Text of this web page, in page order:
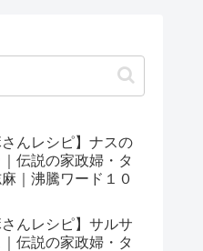
さんレシピ】ナスの
｜伝説の家政婦・タ
｜沸騰ワード１０
さんレシピ】サルサ
伝説の家政婦・タ